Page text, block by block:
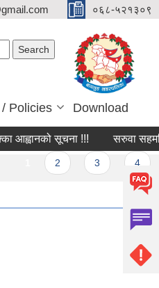
०६८-५२१३०९
Policies Download
सूचना !!! सरुवा सहमतिको